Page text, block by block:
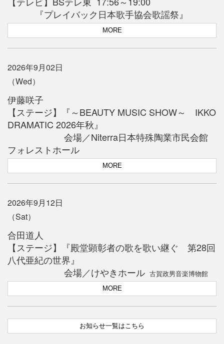
『プレイバック日本歌手協会歌謡祭』
MORE
2026年9月02日
（Wed）
伊藤咲子
【ステージ】『～BEAUTY MUSIC SHOW～ IKKO
DRAMATIC 2026年秋』
会場／Niterra日本特殊陶業市民会館
フォレストホール
MORE
2026年9月12日
（Sat）
合田道人
【ステージ】『殿堂顕彰者の歌を歌い継ぐ 第28回
八代亜紀の世界』
会場／けやきホール 古賀政男音楽博物館
MORE
お知らせ一覧はこちら